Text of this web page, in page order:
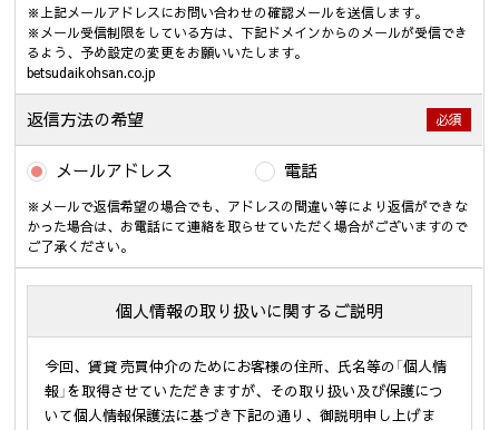
※上記メールアドレスにお問い合わせの確認メールを送信します。
※メール受信制限をしている方は、下記ドメインからのメールが受信でき
るよう、予め設定の変更をお願いいたします。
betsudaikohsan.co.jp
返信方法の希望 必須
メールアドレス 電話
※メールで返信希望の場合でも、アドレスの間違い等により返信ができな
かった場合は、お電話にて連絡を取らせていただく場合がございますので
ご了承ください。
個人情報の取り扱いに関するご説明
今回、賃貸 売買仲介のためにお客様の住所、氏名等の「個人情
報」を取得させていただきますが、その取り扱い及び保護につ
いて個人情報保護法に基づき下記の通り、御説明申し上げま